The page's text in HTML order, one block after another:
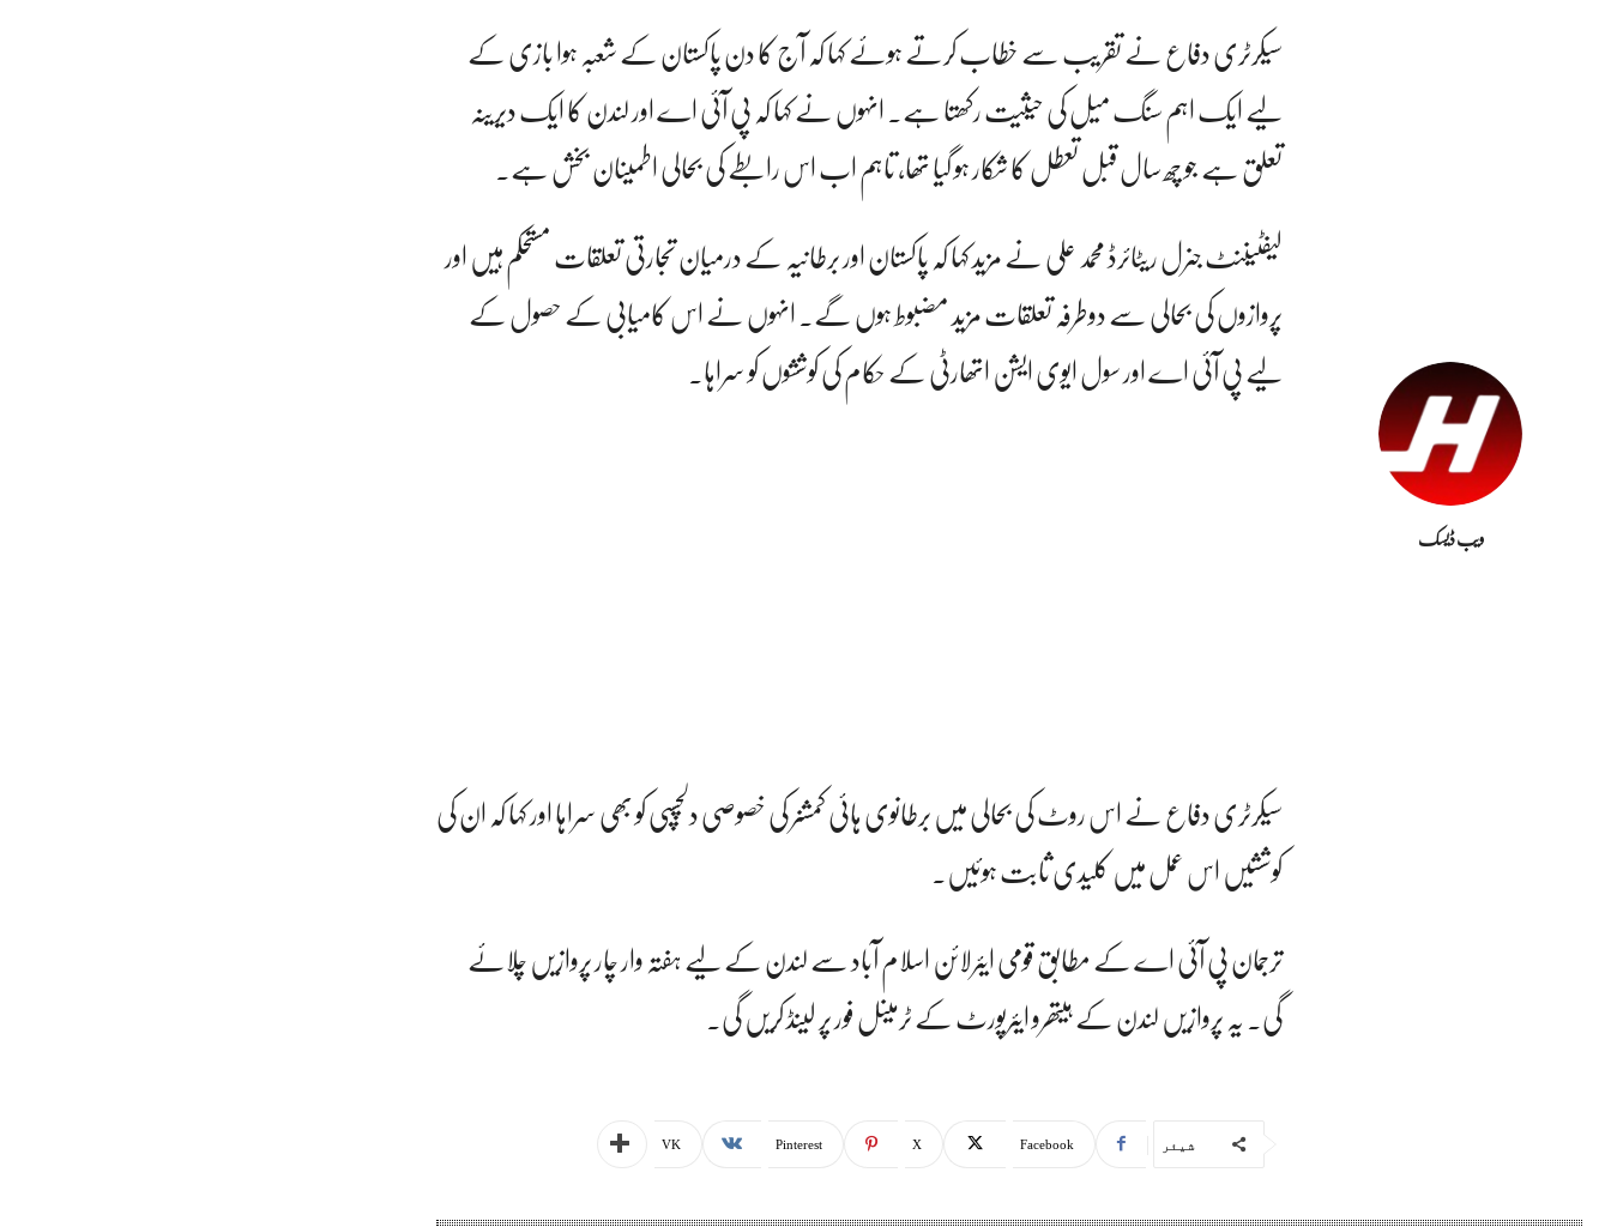
سیکرٹری دفاع نے تقریب سے خطاب کرتے ہوئے کہا کہ آج کا دن پاکستان کے شعبہ ہوا بازی کے
لیے ایک اہم سنگ میل کی حیثیت رکھتا ہے۔ انہوں نے کہا کہ پی آئی اے اور لندن کا ایک دیرینہ
تعلق ہے جو چھ سال قبل تعطل کا شکار ہو گیا تھا، تاہم اب اس رابطے کی بحالی اطمینان بخش ہے۔
لیفٹیننٹ جنرل ریٹائرڈ محمد علی نے مزید کہا کہ پاکستان اور برطانیہ کے درمیان تجارتی تعلقات مستحکم ہیں اور
پروازوں کی بحالی سے دوطرفہ تعلقات مزید مضبوط ہوں گے۔ انہوں نے اس کامیابی کے حصول کے
لیے پی آئی اے اور سول ایوی ایشن اتھارٹی کے حکام کی کوششوں کو سراہا۔
سیکرٹری دفاع نے اس روٹ کی بحالی میں برطانوی ہائی کمشنر کی خصوصی دلچسپی کو بھی سراہا اور کہا کہ ان کی
کوششیں اس عمل میں کلیدی ثابت ہوئیں۔
ترجمان پی آئی اے کے مطابق قومی ایئرلائن اسلام آباد سے لندن کے لیے ہفتہ وار چار پروازیں چلائے
گی۔ یہ پروازیں لندن کے ہیتھرو ایئرپورٹ کے ٹرمینل فور پر لینڈ کریں گی۔
شیئر Facebook
X
Pinterest
VK
ویب ڈیسک